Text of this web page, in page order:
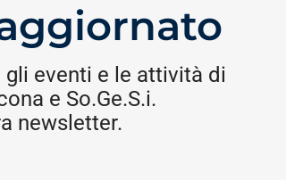
eventi e le attività di
e So.Ge.S.i.
newsletter.